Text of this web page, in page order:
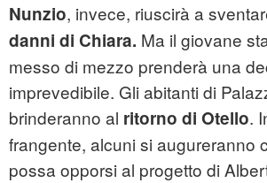
Nunzio, invece, riuscirà a
danni di Chiara. Ma il giovane
messo di mezzo prenderà una
imprevedibile. Gli abitanti di
brinderanno al ritorno di Otello.
frangente, alcuni si augureranno
possa opporsi al progetto di